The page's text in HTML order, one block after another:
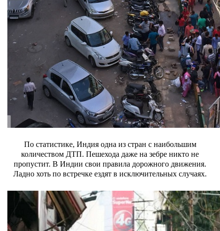
По статистике, Индия одна из стран с наибольшим
количеством ДТП. Пешехода даже на зебре никто не
пропустит. В Индии свои правила дорожного движения.
Ладно хоть по встречке ездят в исключительных случаях.